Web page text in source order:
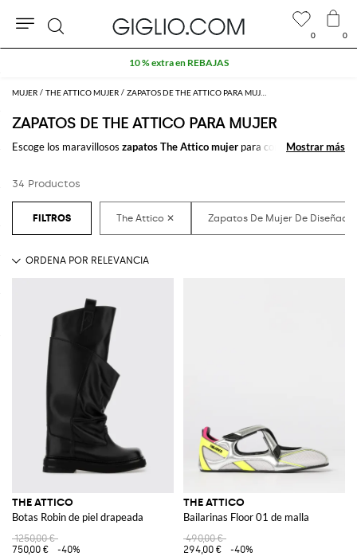
MUJER THE ATTICO MUJER
ZAPATOS DE THE ATTICO PARA MUJER
Escoge los maravillosos zapatos The Attico mujer para completar tu
esfuerzo.
Descubre las últimas tendencias en zapatos para mujer The Attico
Mostrar más
Mostrar más
34 Productos
THE ATTICO
Botas Robin de piel drapeada
1250,00 €
750,00 €
-40%
THE ATTICO
Bailarinas Floor 01 de malla
490,00 €
294,00 €
-40%
0 0
Buscar
10 % extra en REBAJAS